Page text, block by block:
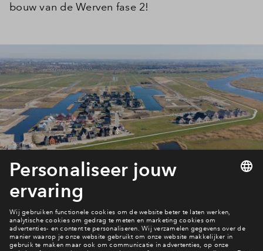
Inloggen
bouw van de Werven fase 2!